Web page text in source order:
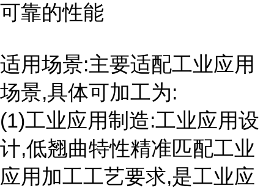
可靠的性能
适用场景:主要适配工业应用
场景,具体可加工为:
(1)工业应用制造:工业应用设
计,低翘曲特性精准匹配工业
应用加工工艺要求,是工业应